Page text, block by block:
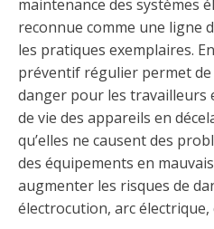
Découvrez notre
sensibilisation
Trouver un
Découvrir l'espace
électriciens
Hydro-Québec
Ce
lien
s’ouvrira
Découvrir l'espace
entrepreneur
Service Démarrer
Ce
lien
s’ouvrira
Découvrir l'espace
À propos de la CMEQ
Mission et historique
Découvrir l'espace
Déclarer mes
Ce
lien
s’ouvrira
maintenance des systèmes
reconnue comme une ligne
les pratiques exemplaires.
préventif régulier permet
danger pour les travailleurs
de vie des appareils en
qu’elles ne causent des
des équipements en
augmenter les risques de
électrocution, arc électrique,